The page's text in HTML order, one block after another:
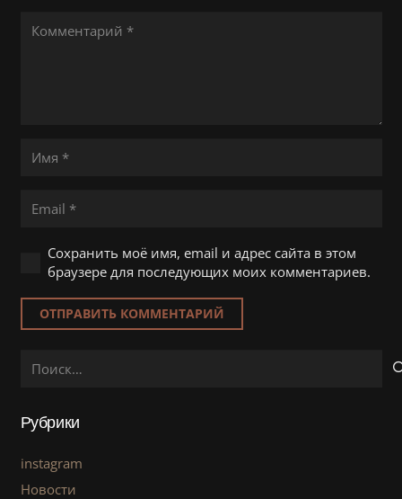
Сохранить моё имя, email и адрес сайта в этом
браузере для последующих моих комментариев.
ОТПРАВИТЬ КОММЕНТАРИЙ
Рубрики
instagram
Новости